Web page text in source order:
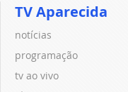
TV Aparecida
notícias
programação
tv ao vivo